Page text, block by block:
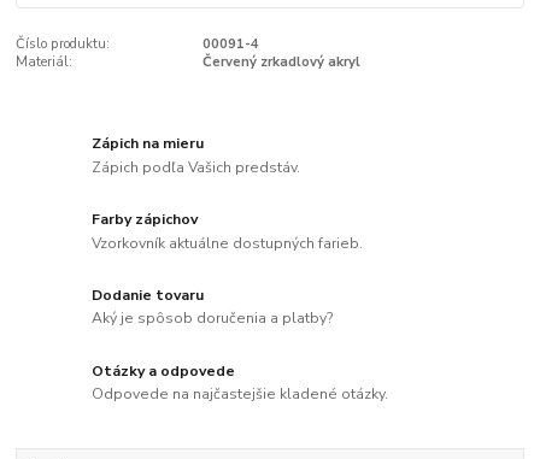
Číslo produktu:
00091-4
Materiál:
Červený zrkadlový akryl
Zápich na mieru
Zápich podľa Vašich predstáv.
Farby zápichov
Vzorkovník aktuálne dostupných farieb.
Dodanie tovaru
Aký je spôsob doručenia a platby?
Otázky a odpovede
Odpovede na najčastejšie kladené otázky.